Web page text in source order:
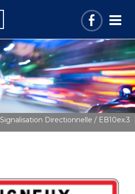
Signalisation Directionnelle / EB10ex.3